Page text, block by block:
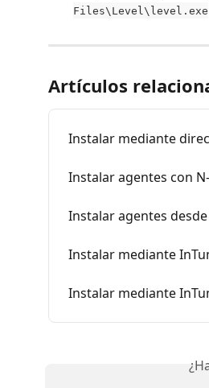
Files\Level\level.exe
Artículos
Instalar mediante
Instalar agentes con
Instalar agentes desde
Instalar mediante
Instalar mediante